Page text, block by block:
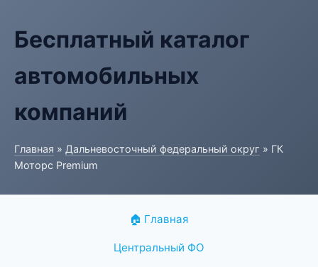
Бесплатный каталог
автомобильных
компаний
Главная » Дальневосточный федеральный округ » ГК
Моторс Premium
🏠 Главная
Центральный ФО